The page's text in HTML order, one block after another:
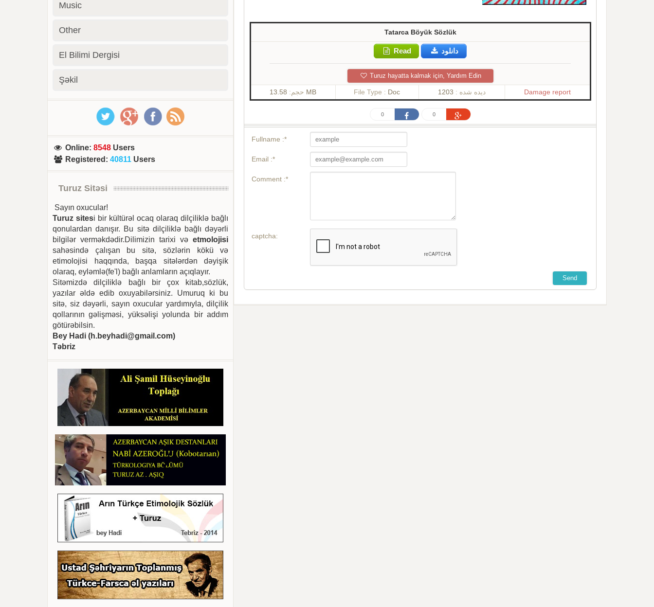
Tatarca Böyük Sözlük
Read دانلود
Turuz hayatta kalmak için, Yardım Edin
حجم: 13.58 MB File Type : Doc دیده شده : 1203 Damage report
0 0
Fullname :*
Email :*
Comment :*
captcha:
Music
Other
El Bilimi Dergisi
Şəkil
Online:8548 Users
Registered :40811 Users
Turuz Sitəsi
Sayın oxucular!
Turuz sitesi bir kültürəl ocaq olaraq dilçiliklə bağlı
qonulardan danışır. Bu sitə dilçiliklə bağlı dəyərli
bilgilər verməkdədir.Dilimizin tarixi vəetmolojisi
sahəsində çalışan bu sitə, sözlərin kökü və
etimolojisi haqqında, başqa sitələrdən dəyişik
olaraq, eyləmlə(fe'l) bağlı anlamların açıqlayır.
Sitəmizdə dilçiliklə bağlı bir çox kitab,sözlük,
yazılar əldə edib oxuyabilərsiniz. Umuruq ki bu
sitə, siz dəyərli, sayın oxucular yardımıyla, dilçilik
qollarının gəlişməsi, yüksəlişi yolunda bir addım
götürəbilsin.
Bey Hadi (h.beyhadi@gmail.com)
Təbriz